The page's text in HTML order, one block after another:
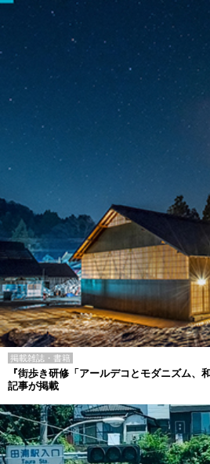
掲載雑誌・書籍
『街歩き研修「アールデコとモダニズム、
記事が掲載